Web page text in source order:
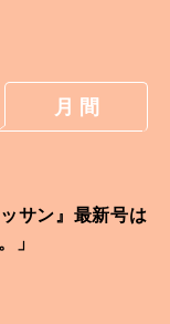
月 間
サン』最新号は
」